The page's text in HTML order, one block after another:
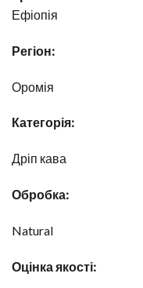
Ефіопія
Регіон:
Оромія
Категорія:
Дріп кава
Обробка:
Natural
Оцінка якості: